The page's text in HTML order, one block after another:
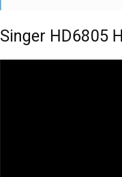
Singer HD6805